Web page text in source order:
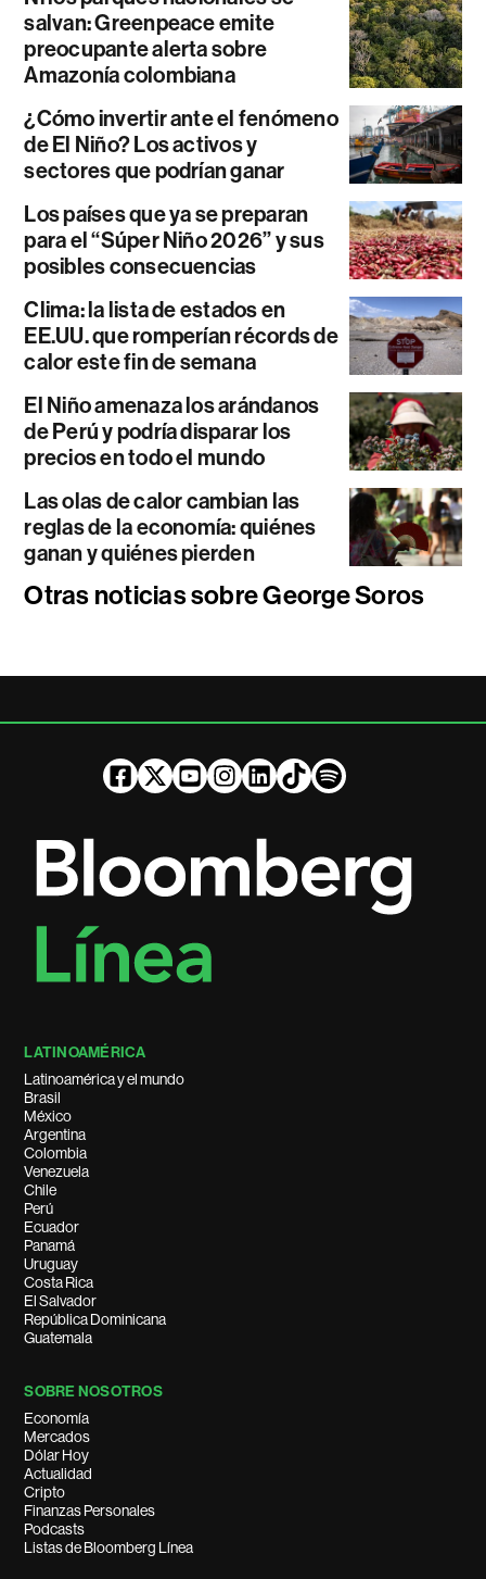
salvan: Greenpeace emite
preocupante alerta sobre
Amazonía colombiana
¿Cómo invertir ante el fenómeno
de El Niño? Los activos y
sectores que podrían ganar
Los países que ya se preparan
para el “Súper Niño 2026” y sus
posibles consecuencias
Clima: la lista de estados en
EE.UU. que romperían récords de
calor este fin de semana
El Niño amenaza los arándanos
de Perú y podría disparar los
precios en todo el mundo
Las olas de calor cambian las
reglas de la economía: quiénes
ganan y quiénes pierden
Otras noticias sobre George Soros
LATINOAMÉRICA
Latinoamérica y el mundo
Brasil
México
Argentina
Colombia
Venezuela
Chile
Perú
Ecuador
Panamá
Uruguay
Costa Rica
El Salvador
República Dominicana
Guatemala
SOBRE NOSOTROS
Economía
Mercados
Dólar Hoy
Actualidad
Cripto
Finanzas Personales
Podcasts
Listas de Bloomberg Línea